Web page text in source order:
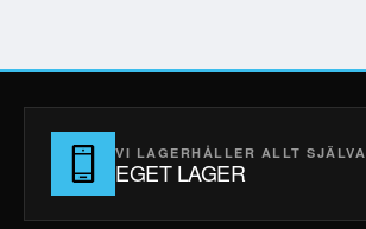
VI LAGERHÅLLER ALLT SJÄLVA
EGET LAGER